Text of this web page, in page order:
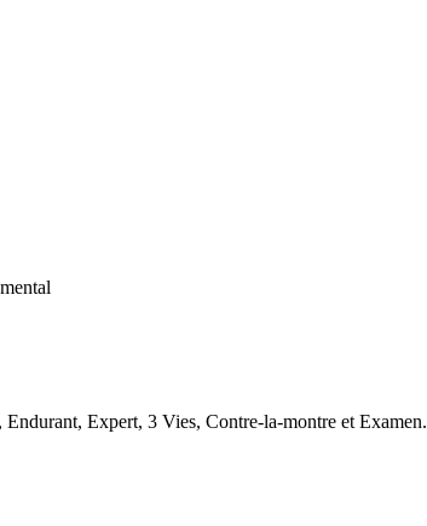
Expert, 3 Vies, Contre-la-montre et Examen.